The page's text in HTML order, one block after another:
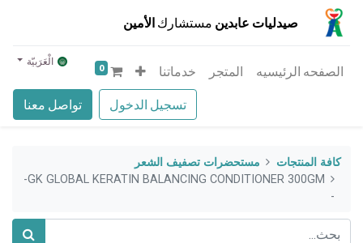
صيدليات عابدين مستشارك الأمين
تسجيل الدخول تواصل معنا
الصفحه الرئيسيه المتجر خدماتنا 0 الْعَرَبيّة
كافة المنتجات
مستحضرات تصفيف الشعر
GK GLOBAL KERATIN BALANCING CONDITIONER 300GM-
-